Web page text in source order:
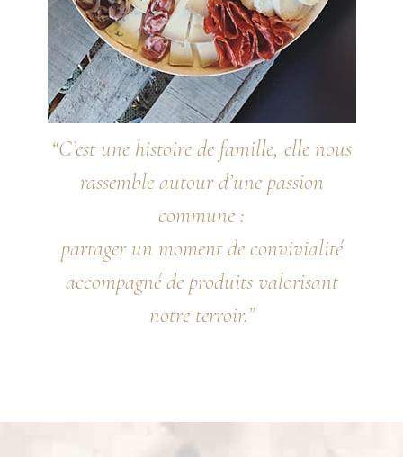
“C’est une histoire de famille, elle nous
rassemble autour d’une passion
commune :
partager un moment de convivialité
accompagné de produits valorisant
notre terroir.”